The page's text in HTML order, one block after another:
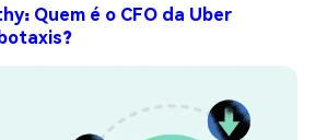
Quem é o CFO da Uber